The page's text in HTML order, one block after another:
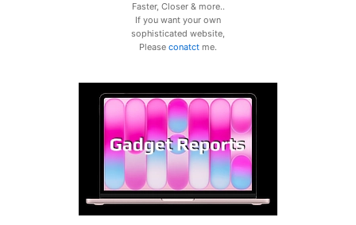
Faster, Closer & more..
If you want your own
sophisticated website,
Please conatct me.